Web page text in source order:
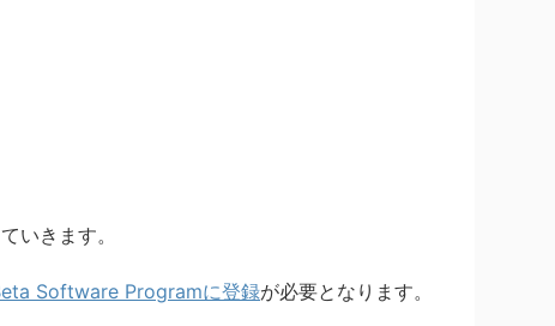
いきます。
Software Programに登録が必要となります。